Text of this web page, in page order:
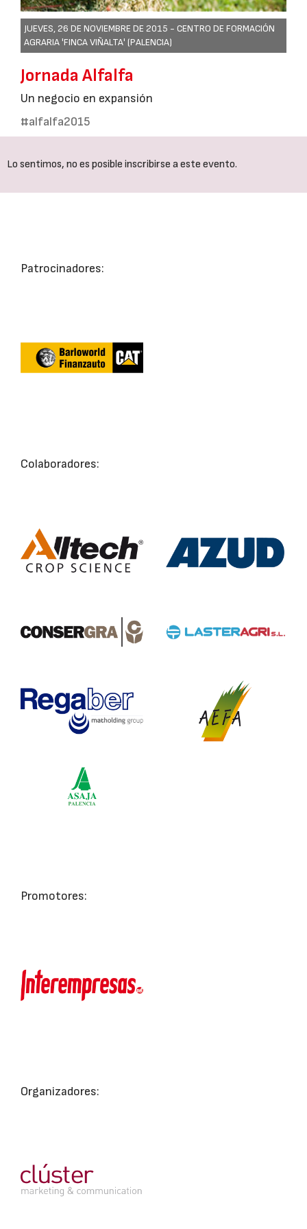
JUEVES, 26 DE NOVIEMBRE DE 2015 - CENTRO DE FORMACIÓN
AGRARIA 'FINCA VIÑALTA' (PALENCIA)
Jornada Alfalfa
Un negocio en expansión
#alfalfa2015
Lo sentimos, no es posible inscribirse a este evento.
Patrocinadores:
Colaboradores:
Promotores:
Organizadores: